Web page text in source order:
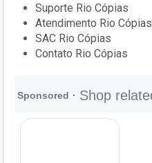
Suporte Rio Cópias
Atendimento Rio Cópias
SAC Rio Cópias
Contato Rio Cópias